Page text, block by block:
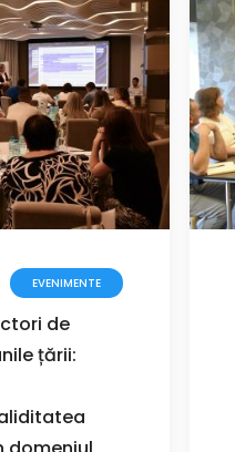
EVENIMENTE
de
țării: